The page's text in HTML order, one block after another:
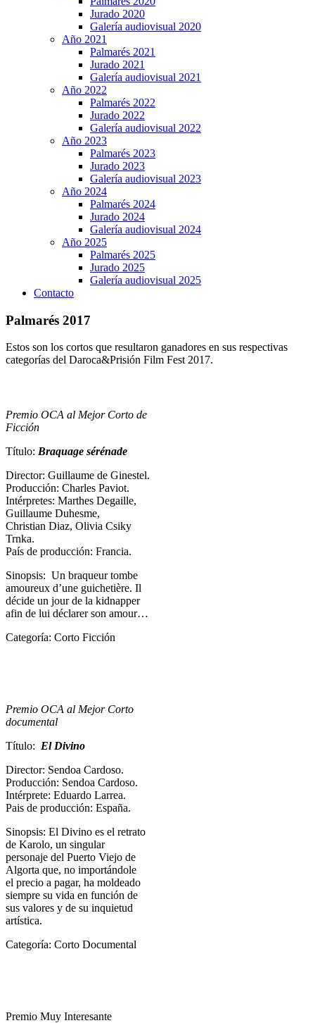
Jurado 2020
Galería audiovisual 2020
Año 2021
Palmarés 2021
Jurado 2021
Galería audiovisual 2021
Año 2022
Palmarés 2022
Jurado 2022
Galería audiovisual 2022
Año 2023
Palmarés 2023
Jurado 2023
Galería audiovisual 2023
Año 2024
Palmarés 2024
Jurado 2024
Galería audiovisual 2024
Año 2025
Palmarés 2025
Jurado 2025
Galería audiovisual 2025
Contacto
Palmarés 2017
Estos son los cortos que resultaron ganadores en sus respectivas
categorías del Daroca&Prisión Film Fest 2017.
Premio OCA al Mejor Corto de
Ficción
Título: Braquage sérénade
Director: Guillaume de Ginestel.
Producción: Charles Paviot.
Intérpretes: Marthes Degaille,
Guillaume Duhesme,
Christian Diaz, Olivia Csiky
Trnka.
País de producción: Francia.
Sinopsis: Un braqueur tombe
amoureux d’une guichetière. Il
décide un jour de la kidnapper
afin de lui déclarer son amour…
Categoría: Corto Ficción
Premio OCA al Mejor Corto
documental
Título: El Divino
Director: Sendoa Cardoso.
Producción: Sendoa Cardoso.
Intérprete: Eduardo Larrea.
Pais de producción: España.
Sinopsis: El Divino es el retrato
de Karolo, un singular
personaje del Puerto Viejo de
Algorta que, no importándole
el precio a pagar, ha moldeado
siempre su vida en función de
sus valores y de su inquietud
artística.
Categoría: Corto Documental
Premio Muy Interesante